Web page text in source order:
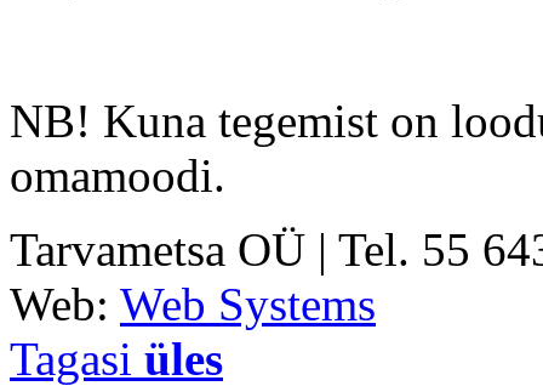
NB! Kuna tegemist on
omamoodi.
Tarvametsa OÜ | Tel. 55
Web: Web Systems
Tagasi üles